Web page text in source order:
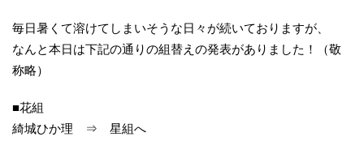
毎日暑くて溶けてしまいそうな日々が続いておりますが、
なんと本日は下記の通りの組替えの発表がありました！（敬
称略）
■花組
綺城ひか理 ⇒ 星組へ